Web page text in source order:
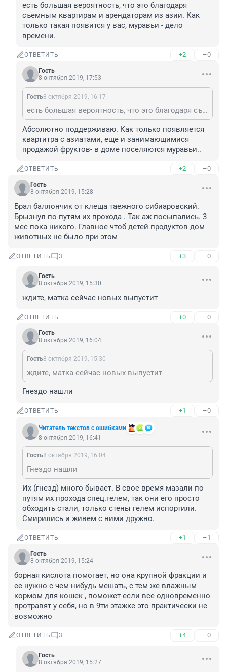
есть большая вероятность, что это благодаря
съемным квартирам и арендаторам из азии. Как
только такая появится у вас, муравьи - дело
времени.
ОТВЕТИТЬ +2 –0
Гость
8 октября 2019, 17:53
Гость8 октября 2019, 16:17
есть большая вероятность, что это благодаря съемным квартирам и арендаторам из азии. Как только такая появится у вас, муравьи - дело времени.
Абсолютно поддерживаю. Как только появляется
квартитра с азиатами, еще и занимающимися
продажой фруктов- в доме поселяются муравьи..
ОТВЕТИТЬ +2 –0
Гость
8 октября 2019, 15:28
Брал баллончик от клеща таежного сибиаровский.
Брызнул по путям их прохода . Так аж посыпались. 3
мес пока никого. Главное чтоб детей продуктов дом
животных не было при этом
ОТВЕТИТЬ 3 +3 –0
Гость
8 октября 2019, 15:30
ждите, матка сейчас новых выпустит
ОТВЕТИТЬ +0 –0
Гость
8 октября 2019, 16:04
Гость8 октября 2019, 15:30
ждите, матка сейчас новых выпустит
Гнездо нашли
ОТВЕТИТЬ +1 –0
Читатель текстов с ошибками
8 октября 2019, 16:41
Гость8 октября 2019, 16:04
Гнездо нашли
Их (гнезд) много бывает. В свое время мазали по
путям их прохода спец.гелем, так они его просто
обходить стали, только стены гелем испортили.
Смирились и живем с ними дружно.
ОТВЕТИТЬ +1 –1
Гость
8 октября 2019, 15:24
борная кислота помогает, но она крупной фракции и
ее нужно с чем нибудь мешать, с тем же влажным
кормом для кошек , поможет если все одновременно
протравят у себя, но в 9ти этажке это практически не
возможно
ОТВЕТИТЬ 3 +4 –0
Гость
8 октября 2019, 15:27